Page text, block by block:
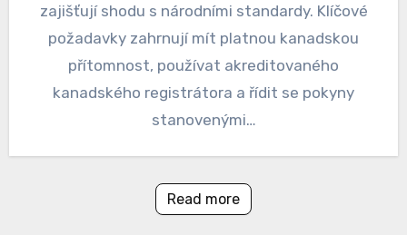
zajišťují shodu s národními standardy. Klíčové
požadavky zahrnují mít platnou kanadskou
přítomnost, používat akreditovaného
kanadského registrátora a řídit se pokyny
stanovenými…
Read more